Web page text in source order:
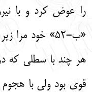
را عوض کرد و با
«ب-52» خود
هر چند با سطلی که
قوی بود ولی با